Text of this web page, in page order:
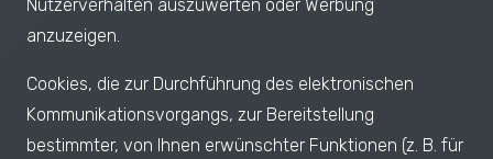
Nutzerverhalten auszuwerten oder Werbung
anzuzeigen.
Cookies, die zur Durchführung des elektronischen
Kommunikationsvorgangs, zur Bereitstellung
bestimmter, von Ihnen erwünschter Funktionen (z. B. für